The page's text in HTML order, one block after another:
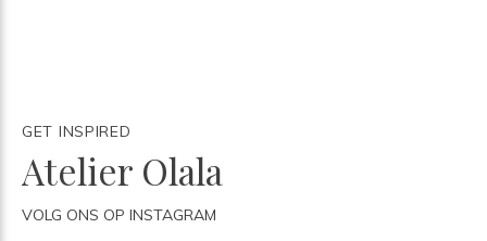
GET INSPIRED
Atelier Olala
VOLG ONS OP INSTAGRAM